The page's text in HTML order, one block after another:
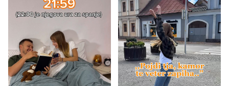
Preproge 80x150
Preproge 80x200
Preproge 80x300
Preproge 90x200
Preproge 100x200
Preproge 120x160